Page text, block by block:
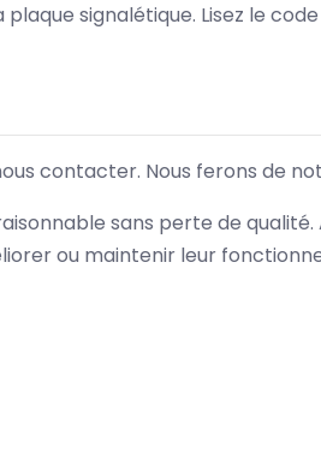
signalétique. Lisez le
contacter. Nous ferons de
sans perte de
ou maintenir leur